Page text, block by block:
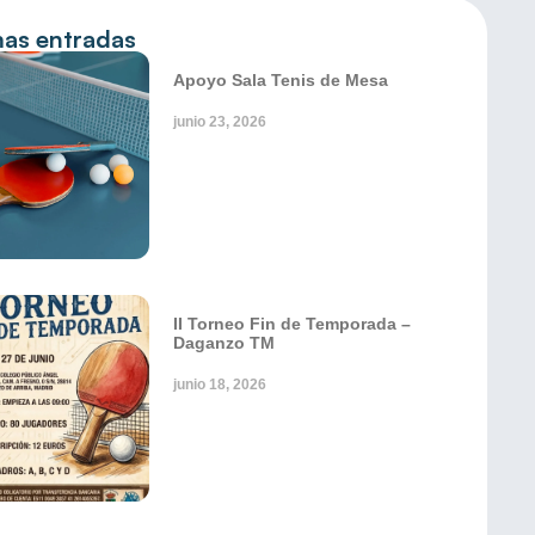
entradas
Apoyo Sala Tenis de Mesa
junio 23, 2026
II Torneo Fin de Temporada –
Daganzo TM
junio 18, 2026